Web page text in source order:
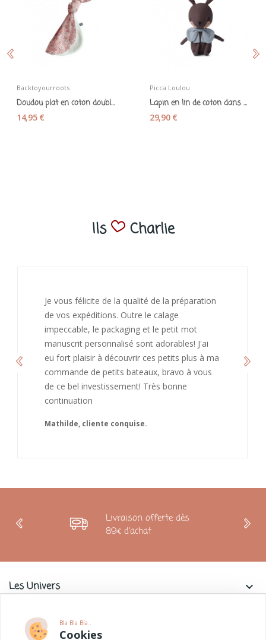
Bla Bla Bla..
Cookies
Backtoyourroots
Doudou plat en coton doublé peluche rose et fleurs
14,95 €
Picca Loulou
Lapin en lin de coton dans son joli coffret
29,90 €
Ils Charlie
J’ai adoré ouvrir ce paquet votre message est
bienveillant et fait plaisir. Je ne manquerai pas
de recommandé chez vous. Bonne
continuation et merci à vous.
Caroline
Livraison offerte dès
89€ d'achat
Les Univers
keyboard_arrow_down
Charlie & La Petite Souris